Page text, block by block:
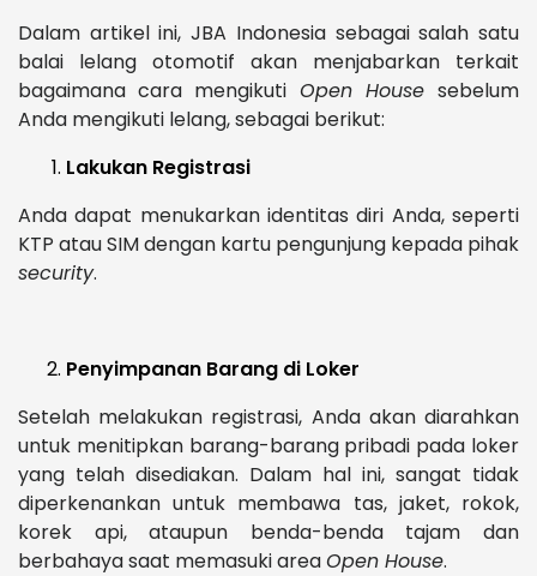
Dalam artikel ini, JBA Indonesia sebagai salah satu
balai lelang otomotif akan menjabarkan terkait
bagaimana cara mengikuti Open Housesebelum
Anda mengikuti lelang, sebagai berikut:
Lakukan Registrasi
Anda dapat menukarkan identitas diri Anda, seperti
KTP atau SIM dengan kartu pengunjung kepada pihak
security.
Penyimpanan Barang di Loker
Setelah melakukan registrasi, Anda akan diarahkan
untuk menitipkan barang-barang pribadi pada loker
yang telah disediakan. Dalam hal ini, sangat tidak
diperkenankan untuk membawa tas, jaket, rokok,
korek api, ataupun benda-benda tajam dan
berbahaya saat memasuki areaOpen House.